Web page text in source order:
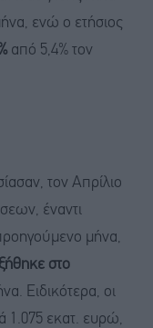
ενώ ο ετήσιος
από 5,4% τον
τον Απρίλιο
έναντι
μήνα,
στο
Ειδικότερα, οι
1.075 εκατ. ευρώ,